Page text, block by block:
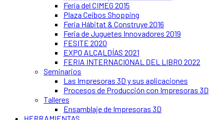
Feria del CIMEG 2015
Plaza Ceibos Shopping
Feria Hábitat & Construye 2016
Feria de Juguetes Innovadores 2019
FESITE 2020
EXPO ALCALDÍAS 2021
FERIA INTERNACIONAL DEL LIBRO 2022
Seminarios
Las Impresoras 3D y sus aplicaciones
Procesos de Producción con Impresoras 3D
Talleres
Ensamblaje de Impresoras 3D